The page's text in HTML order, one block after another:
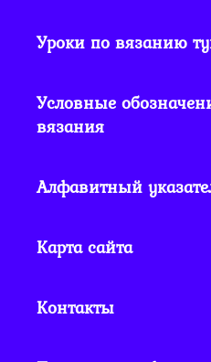
Уроки по вязанию
Условные
вязания
Алфавитный
Карта сайта
Контакты